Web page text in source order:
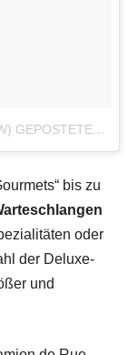
EIN VON AMAZEDNOW (@AMAZED_NOW) GEPOSTETES FOTO
bis zu
oder
der Deluxe-
und